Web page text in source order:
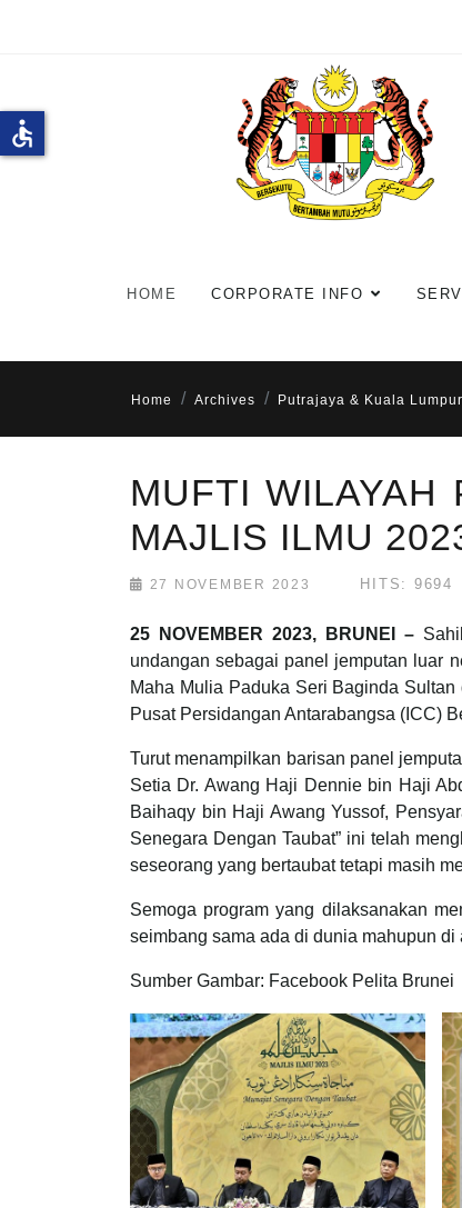
HOME CORPORATE INFO
Home Archives Putrajaya & Kuala
MUFTI WILAYAH
MAJLIS ILMU
27 NOVEMBER 2023 HITS: 9694
25 NOVEMBER 2023, BRUNEI –
undangan sebagai panel jemputan luar
Maha Mulia Paduka Seri Baginda
Pusat Persidangan Antarabangsa (ICC)
Turut menampilkan barisan panel
Setia Dr. Awang Haji Dennie bin Haji
Baihaqy bin Haji Awang Yussof,
Senegara Dengan Taubat” ini telah
seseorang yang bertaubat tetapi masih
Semoga program yang dilaksanakan
seimbang sama ada di dunia mahupun di
Sumber Gambar: Facebook Pelita Brunei
accessible